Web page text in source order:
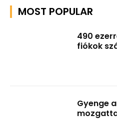
MOST POPULAR
490
fiókok
Gyenge